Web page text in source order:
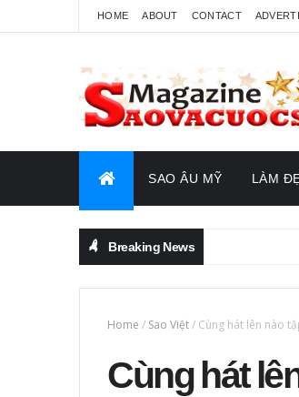
HOME ABOUT CONTACT
SAO ÂU MỸ LÀM
Breaking News
Home / Sao Việt/ Cùng hát lên nào
Cùng hát